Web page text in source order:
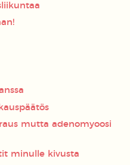
mutta adenomyoosi
minulle kivusta